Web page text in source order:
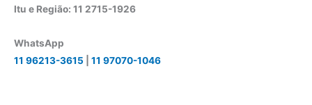
Itu e Região: 11 2715-1926
WhatsApp
11 96213-3615
11 97070-1046